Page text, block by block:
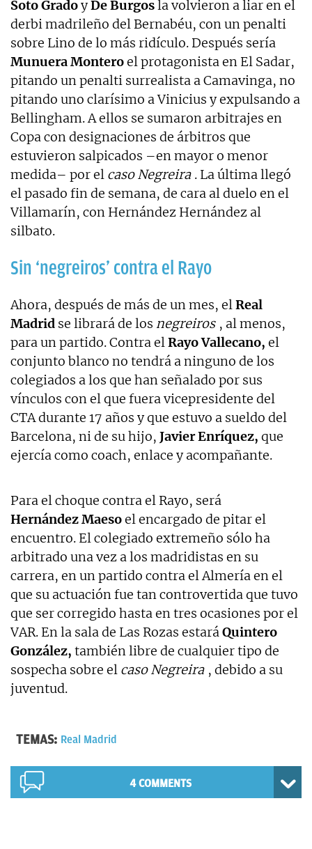
Soto GradoyDe Burgosla volvieron a liar en el
derbi madrileño del Bernabéu, con un penalti
sobre Lino de lo más ridículo. Después sería
Munuera Monteroel protagonista en El Sadar,
pitando un penalti surrealista a Camavinga, no
pitando uno clarísimo a Vinicius y expulsando a
Bellingham. A ellos se sumaron arbitrajes en
Copa con designaciones de árbitros que
estuvieron salpicados –en mayor o menor
medida– por el caso Negreira . La última llegó
el pasado fin de semana, de cara al duelo en el
Villamarín, con Hernández Hernández al
silbato.
Sin ‘negreiros’ contra el Rayo
Ahora, después de más de un mes, elReal
Madrid se librará de los negreiros , al menos,
para un partido. Contra elRayo Vallecano, el
conjunto blanco no tendrá a ninguno de los
colegiados a los que han señalado por sus
vínculos con el que fuera vicepresidente del
CTA durante 17 años y que estuvo a sueldo del
Barcelona, ni de su hijo, Javier Enríquez, que
ejercía como coach, enlace y acompañante.
Para el choque contra el Rayo, será
HernándezMaesoel encargado de pitar el
encuentro. El colegiado extremeño sólo ha
arbitrado una vez a los madridistas en su
carrera, en un partido contra el Almería en el
que su actuación fue tan controvertida que tuvo
que ser corregido hasta en tres ocasiones por el
VAR. En la sala de Las Rozas estaráQuintero
González, también libre de cualquier tipo de
sospecha sobre el caso Negreira , debido a su
juventud.
TEMAS: Real Madrid
4 COMMENTS